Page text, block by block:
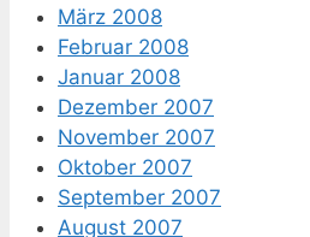
März 2008
Februar 2008
Januar 2008
Dezember 2007
November 2007
Oktober 2007
September 2007
August 2007